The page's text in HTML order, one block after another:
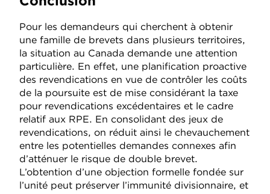
Pour les demandeurs qui cherchent à obtenir
une famille de brevets dans plusieurs territoires,
la situation au Canada demande une attention
particulière. En effet, une planification proactive
des revendications en vue de contrôler les coûts
de la poursuite est de mise considérant la taxe
pour revendications excédentaires et le cadre
relatif aux RPE. En consolidant des jeux de
revendications, on réduit ainsi le chevauchement
entre les potentielles demandes connexes afin
d’atténuer le risque de double brevet.
L’obtention d’une objection formelle fondée sur
l’unité peut préserver l’immunité divisionnaire, et